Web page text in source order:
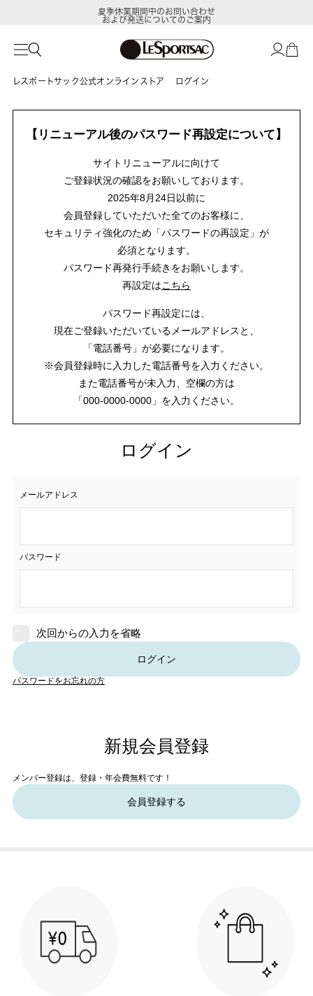
夏季休業期間中のお問い合わせ
および発送についてのご案内
レスポートサック公式オンラインストア ログイン
【リニューアル後のパスワード再設定について】
サイトリニューアルに向けて
ご登録状況の確認をお願いしております。
2025年8月24日以前に
会員登録していただいた全てのお客様に、
セキュリティ強化のため「パスワードの再設定」が
必須となります。
パスワード再発行手続きをお願いします。
再設定はこちら
パスワード再設定には、
現在ご登録いただいているメールアドレスと、
「電話番号」が必要になります。
※会員登録時に入力した電話番号を入力ください。
また電話番号が未入力、空欄の方は
「000-0000-0000」を入力ください。
ログイン
メールアドレス
パスワード
次回からの入力を省略
ログイン
パスワードをお忘れの方
新規会員登録
メンバー登録は、登録・年会費無料です！
会員登録する